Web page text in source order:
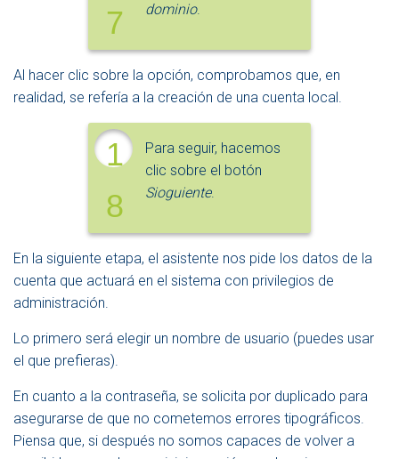
7
dominio.
Al hacer clic sobre la opción, comprobamos que, en
realidad, se refería a la creación de una cuenta local.
1
8
Para seguir, hacemos
clic sobre el botón
Sioguiente.
En la siguiente etapa, el asistente nos pide los datos de la
cuenta que actuará en el sistema con privilegios de
administración.
Lo primero será elegir un nombre de usuario (puedes usar
el que prefieras).
En cuanto a la contraseña, se solicita por duplicado para
asegurarse de que no cometemos errores tipográficos.
Piensa que, si después no somos capaces de volver a